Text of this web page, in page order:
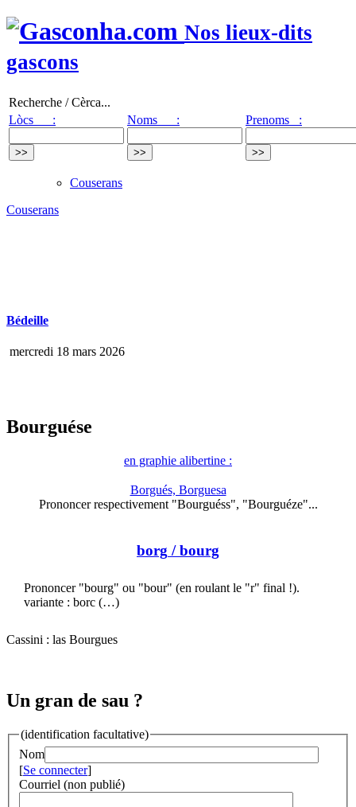
Nos lieux-dits
gascons
Recherche / Cèrca...
Lòcs :
Noms : Prenoms :
Couserans
Couserans
Bédeille
mercredi 18 mars 2026
Bourguése
en graphie alibertine :
Borgués, Borguesa
Prononcer respectivement "Bourguéss", "Bourguéze"...
borg / bourg
Prononcer "bourg" ou "bour" (en roulant le "r" final !).
variante : borc (…)
Cassini : las Bourgues
Un gran de sau ?
(identification facultative)
Nom
[Se connecter]
Courriel (non publié)